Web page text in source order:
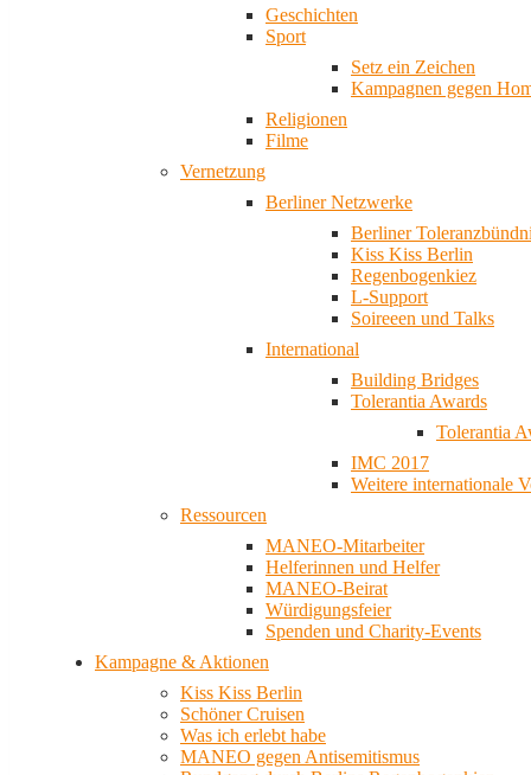
Geschichten
Sport
Setz ein Zeichen
Kampagnen gegen
Religionen
Filme
Vernetzung
Berliner Netzwerke
Berliner
Kiss Kiss Berlin
Regenbogenkiez
L-Support
Soireeen und Talks
International
Building Bridges
Tolerantia Awards
Tolerantia
IMC 2017
Weitere internationale
Ressourcen
MANEO-Mitarbeiter
Helferinnen und Helfer
MANEO-Beirat
Würdigungsfeier
Spenden und Charity-Events
Kampagne & Aktionen
Kiss Kiss Berlin
Schöner Cruisen
Was ich erlebt habe
MANEO gegen Antisemitismus